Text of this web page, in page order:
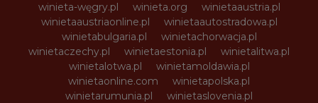
winieta-węgry.pl
winieta.org
winietaaustria.pl
winietaaustriaonline.pl
winietaautostradowa.pl
winietabulgaria.pl
winietachorwacja.pl
winietaczechy.pl
winietaestonia.pl
winietalitwa.pl
winietalotwa.pl
winietamoldawia.pl
winietaonline.com
winietapolska.pl
winietarumunia.pl
winietaslovenia.pl